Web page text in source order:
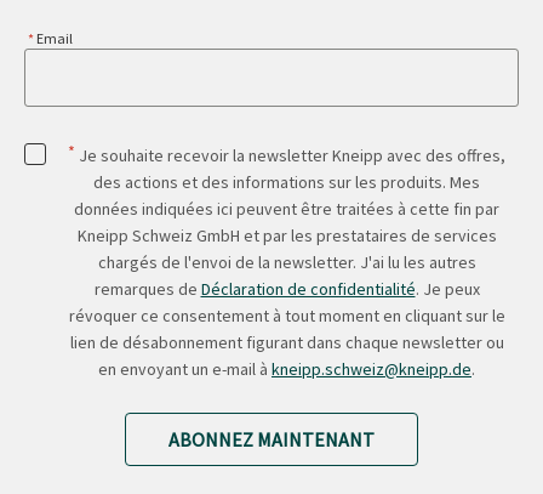
Email
* Je souhaite recevoir la newsletter Kneipp avec des offres,
des actions et des informations sur les produits. Mes
données indiquées ici peuvent être traitées à cette fin par
Kneipp Schweiz GmbH et par les prestataires de services
chargés de l'envoi de la newsletter. J'ai lu les autres
remarques de Déclaration de confidentialité. Je peux
révoquer ce consentement à tout moment en cliquant sur le
lien de désabonnement figurant dans chaque newsletter ou
en envoyant un e-mail à kneipp.schweiz@kneipp.de.
ABONNEZ MAINTENANT